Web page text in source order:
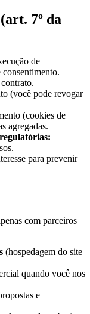
7º da
de
(você pode revogar
(cookies de
agregadas.
para prevenir
com parceiros
(hospedagem do site
quando você nos
e